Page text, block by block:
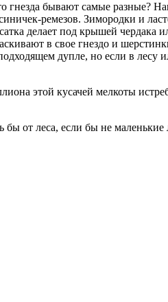
гнезда бывают самые разные?
ремезов. Зимородки и
делает под крышей чердака
в свое гнездо и
дупле, но если в лесу
этой кусачей мелкоты
бы от леса, если бы не